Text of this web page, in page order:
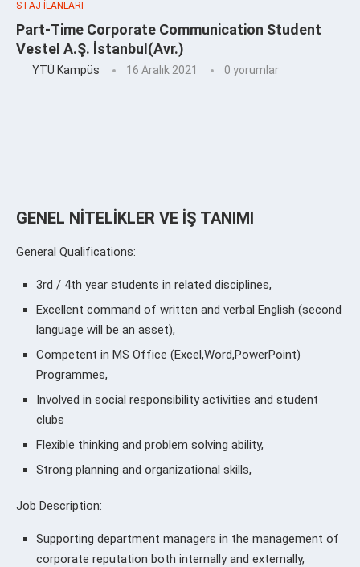
STAJ İLANLARI
Part-Time Corporate Communication Student
Vestel A.Ş. İstanbul(Avr.)
YTÜ Kampüs 16 Aralık 2021 0 yorumlar
GENEL NİTELİKLER VE İŞ TANIMI
General Qualifications:
3rd / 4th year students in related disciplines,
Excellent command of written and verbal English (second
language will be an asset),
Competent in MS Office (Excel,Word,PowerPoint)
Programmes,
Involved in social responsibility activities and student
clubs
Flexible thinking and problem solving ability,
Strong planning and organizational skills,
Job Description:
Supporting department managers in the management of
corporate reputation both internally and externally,